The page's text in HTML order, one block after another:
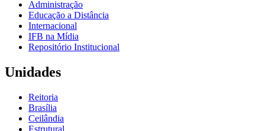
Administração
Educação a Distância
Internacional
IFB na Mídia
Repositório Institucional
Unidades
Reitoria
Brasília
Ceilândia
Estrutural